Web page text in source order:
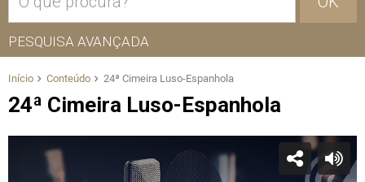
PESQUISA AVANÇADA
Início Conteúdo 24ª Cimeira Luso-Espanhola
24ª Cimeira Luso-Espanhola